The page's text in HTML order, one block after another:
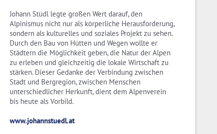
Johann Stüdl legte großen Wert darauf, den
Alpinismus nicht nur als körperliche Herausforderung,
sondern als kulturelles und soziales Projekt zu sehen.
Durch den Bau von Hütten und Wegen wollte er
Städtern die Möglichkeit geben, die Natur der Alpen
zu erleben und gleichzeitig die lokale Wirtschaft zu
stärken. Dieser Gedanke der Verbindung zwischen
Stadt und Bergregion, zwischen Menschen
unterschiedlicher Herkunft, dient dem Alpenverein
bis heute als Vorbild.
www.johannstuedl.at